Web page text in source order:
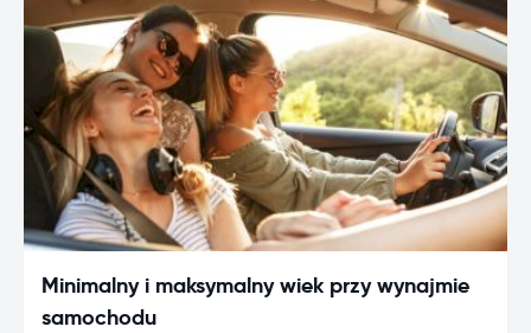
Minimalny i maksymalny wiek przy wynajmie
samochodu